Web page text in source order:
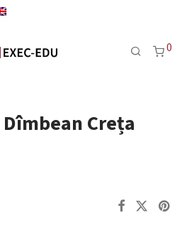
0
Creța